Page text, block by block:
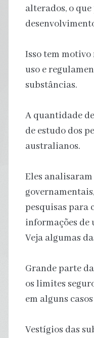
alterados, o
Isso tem
uso e
substâncias.
A quantidade
de estudo dos
australianos.
Eles
pesquisas para
informações de
Veja algumas
Grande parte
os limites
em alguns
Vestígios das